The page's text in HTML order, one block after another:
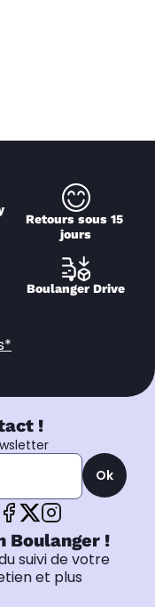
Retours sous 15
jours
Boulanger Drive
!
Ok
Boulanger !
suivi de votre
et plus